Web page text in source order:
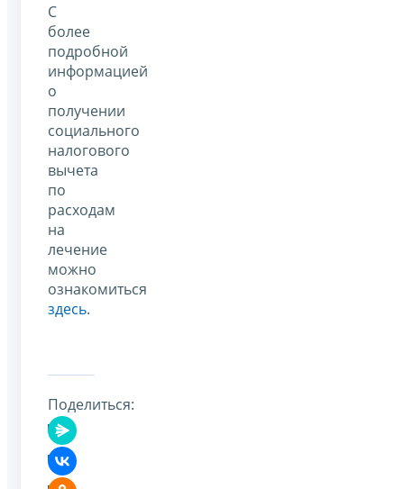
С
более
подробной
информацией
о
получении
социального
налогового
вычета
по
расходам
на
лечение
можно
ознакомиться
здесь.
Поделиться: